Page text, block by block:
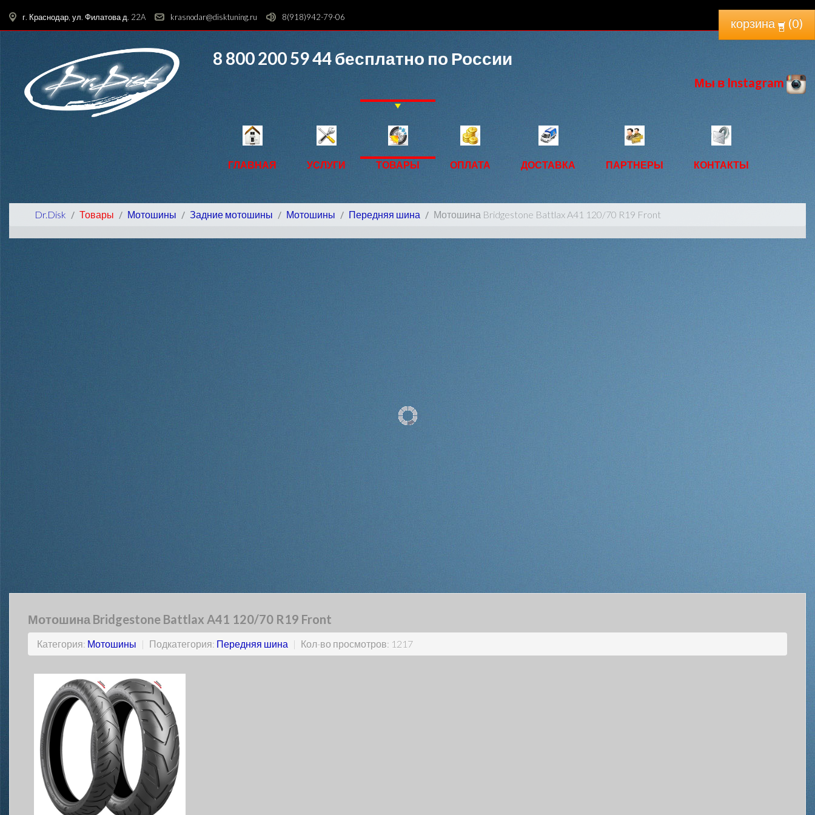
г. Краснодар, ул. Филатова д. 22A krasnodar@disktuning.ru 8(918)942-79-06 корзина (0)
8 800 200 59 44бесплатно по России
Мы в Instagram
ГЛАВНАЯ УСЛУГИ ТОВАРЫ ОПЛАТА ДОСТАВКА ПАРТНЕРЫ КОНТАКТЫ
Dr.Disk Товары Мотошины Задние мотошины Мотошины Передняя шина Мотошина Bridgestone Battlax A41 120/70 R19 Front
Мотошина Bridgestone Battlax A41 120/70 R19 Front
Категория: Мотошины | Подкатегория: Передняя шина | Кол-во просмотров: 1217